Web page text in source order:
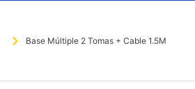
Base Múltiple 2 Tomas + Cable 1.5M